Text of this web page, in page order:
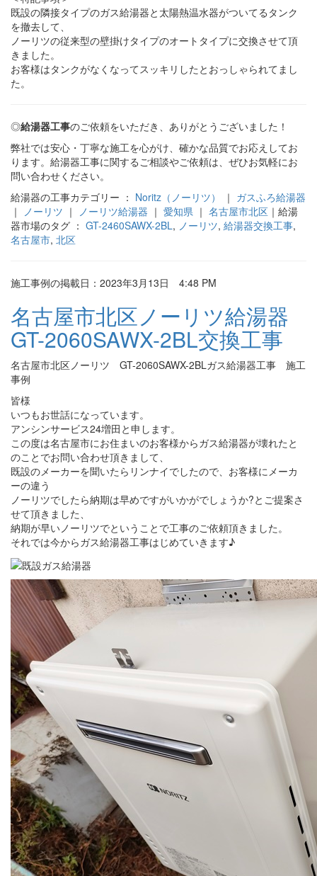
既設の隣接タイプのガス給湯器と太陽熱温水器がついてるタンク
を撤去して、
ノーリツの従来型の壁掛けタイプのオートタイプに交換させて頂
きました。
お客様はタンクがなくなってスッキリしたとおっしゃられてまし
た。
◎給湯器工事のご依頼をいただき、ありがとうございました！
弊社では安心・丁寧な施工を心がけ、確かな品質でお応えしてお
ります。給湯器工事に関するご相談やご依頼は、ぜひお気軽にお
問い合わせください。
給湯器の工事カテゴリー ： Noritz（ノーリツ） ｜ ガスふろ給湯器
｜
ノーリツ ｜ ノーリツ給湯器 ｜ 愛知県 ｜ 名古屋市北区 ｜給湯
器市場のタグ ： GT-2460SAWX-2BL, ノーリツ, 給湯器交換工事,
名古屋市, 北区
施工事例の掲載日：2023年3月13日 4:48 PM
名古屋市北区ノーリツ給湯器
GT-2060SAWX-2BL交換工事
名古屋市北区ノーリツ GT-2060SAWX-2BLガス給湯器工事 施工
事例
皆様
いつもお世話になっています。
アンシンサービス24増田と申します。
この度は名古屋市にお住まいのお客様からガス給湯器が壊れたと
のことでお問い合わせ頂きまして、
既設のメーカーを聞いたらリンナイでしたので、お客様にメーカ
ーの違う
ノーリツでしたら納期は早めですがいかがでしょうか?とご提案さ
せて頂きました、
納期が早いノーリツでということで工事のご依頼頂きました。
それでは今からガス給湯器工事はじめていきます♪